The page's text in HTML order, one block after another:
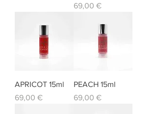
Prezzo
69,00 €
APRICOT 15ml
Prezzo
69,00 €
PEACH 15ml
Prezzo
69,00 €